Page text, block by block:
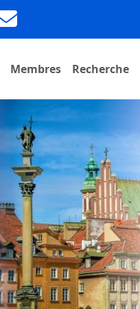
Membres Recherche